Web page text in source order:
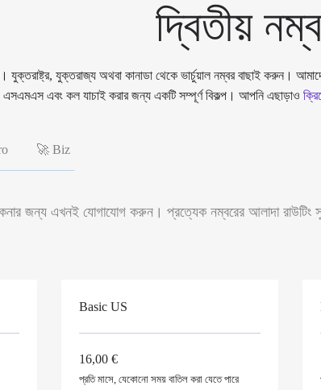
দ্বিতীয়
যুক্তরাষ্ট্র, যুক্তরাজ্য অথবা কানাডা থেকে ভার্চুয়াল নম্বর বাছাই
এসএমএস এবং কল যাচাই করার জন্য একটি সম্পূর্ণ বিকল্প। আপনি এছাড়াও
🚀 Biz
জন্য এখনই যোগাযোগ করুন। প্রত্যেক নম্বরের আলাদা রাউটিং
Basic US
16,00 €
প্রতি মাসে, যেকোনো সময় বাতিল করা যেতে পারে